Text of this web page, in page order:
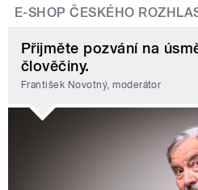
E-SHOP ČESKÉHO
Přijměte pozvání na
člověčiny.
František Novotný, moderátor